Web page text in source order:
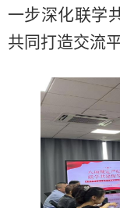
一步深化联学
共同打造交流